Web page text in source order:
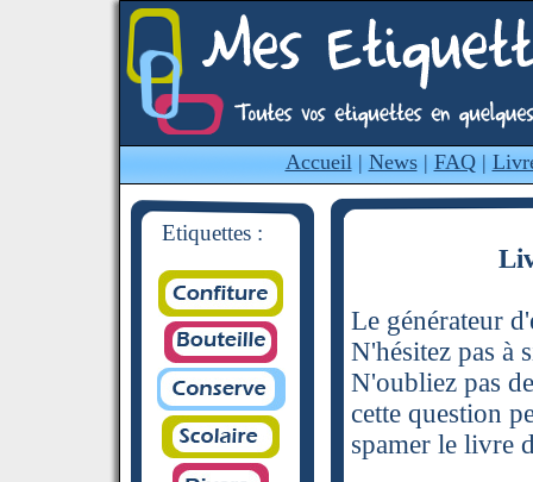
Accueil| News| FAQ|
Etiquettes :
Le générateur
N'hésitez pas à
N'oubliez pas
cette question
spamer le livre